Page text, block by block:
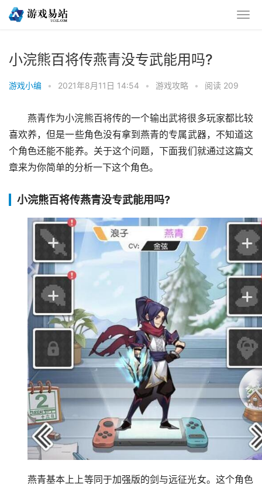
小浣熊百将传燕青没专武能用吗?
游戏小编 • 2021年8月11日 14:54 • 游戏攻略 • 阅读 209
燕青作为小浣熊百将传的一个输出武将很多玩家都比较
喜欢养，但是一些角色没有拿到燕青的专属武器，不知道这
个角色还能不能养。关于这个问题，下面我们就通过这篇文
章来为你简单的分析一下这个角色。
小浣熊百将传燕青没专武能用吗?
燕青基本上上等同于加强版的剑与远征光女。这个角色